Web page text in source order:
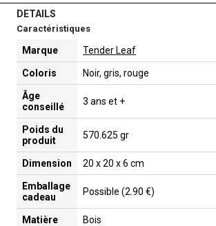
DETAILS
Caractéristiques
Marque Tender Leaf
Coloris Noir, gris, rouge
Âge
conseillé
3 ans et +
Poids du
produit
570.625 gr
Dimension 20 x 20 x 6 cm
Emballage
cadeau
Possible (2.90 €)
Matière Bois